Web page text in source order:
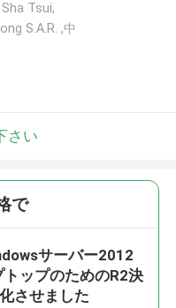
Tsui,
S.A.R. ,中
さい
で
サーバー2012
ップのためのR2決
させました